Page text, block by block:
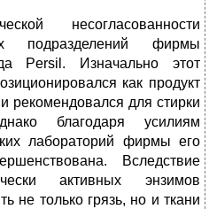
несогласованности
подразделений фирмы
Persil. Изначально этот
как продукт
рекомендовался для стирки
благодаря усилиям
лабораторий фирмы его
Вследствие
активных энзимов
не только грязь, но и ткани